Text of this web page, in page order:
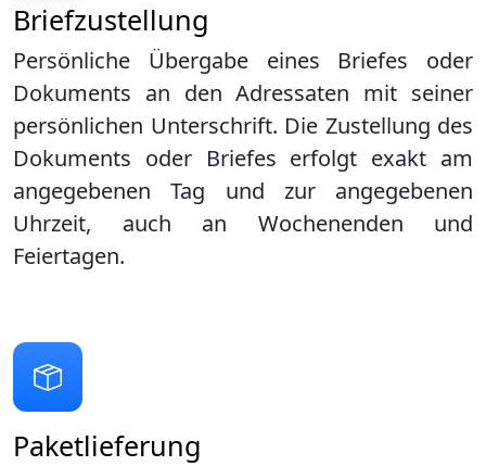
Briefzustellung
Persönliche Übergabe eines Briefes oder
Dokuments an den Adressaten mit seiner
persönlichen Unterschrift. Die Zustellung des
Dokuments oder Briefes erfolgt exakt am
angegebenen Tag und zur angegebenen
Uhrzeit, auch an Wochenenden und
Feiertagen.
Paketlieferung